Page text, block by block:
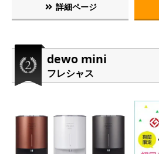
詳細ページ
dewo mini
フレシャス